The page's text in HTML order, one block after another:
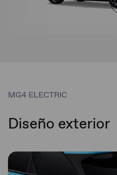
MG4 ELECTRIC
Diseño exterior